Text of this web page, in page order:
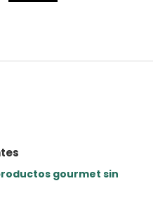
gourmet sin